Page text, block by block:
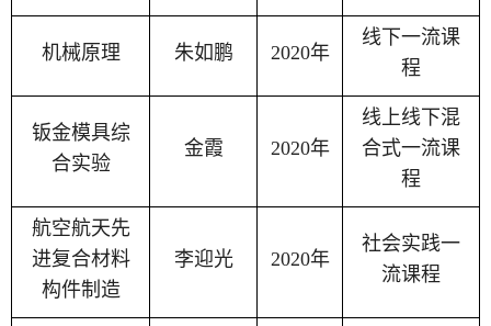
机械原理 朱如鹏 2020年
线下一流课
程
钣金模具综
合实验
金霞 2020年
线上线下混
合式一流课
程
航空航天先
进复合材料
构件制造
李迎光 2020年
社会实践一
流课程